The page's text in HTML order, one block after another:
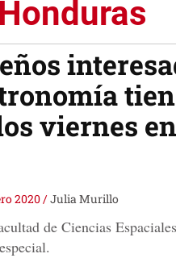
Honduras
viernes
2020/Julia Murillo
de Ciencias